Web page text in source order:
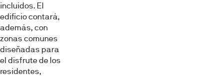
incluidos. El
edificio contará,
además, con
zonas comunes
diseñadas para
el disfrute de los
residentes,